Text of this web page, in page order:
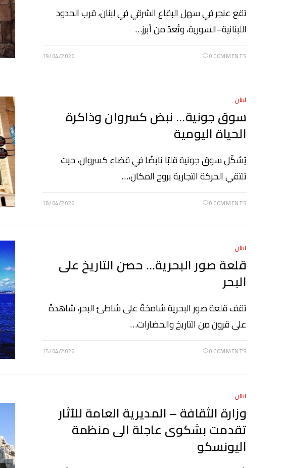
تقع عنجر في سهل البقاع الشرقي في لبنان، قرب الحدود
اللبنانية–السورية، وتُعدّ من أبرز…
0 COMMENTS
19/04/2026
لبنان
سوق جونية… نبض كسروان وذاكرة
الحياة اليومية
يُشكّل سوق جونية قلبًا نابضًا في قضاء كسروان، حيث
تلتقي الحركة التجارية بروح المكان،…
0 COMMENTS
18/04/2026
لبنان
قلعة صور البحرية… حصن التاريخ على
البحر
تقف قلعة صور البحرية شامخةً على شاطئ البحر، شاهدةً
على قرون من التاريخ والحضارات…
0 COMMENTS
15/04/2026
لبنان
وزارة الثقافة – المديرية العامة للآثار
تقدمت بشكوى عاجلة الى منظمة
اليونسكو